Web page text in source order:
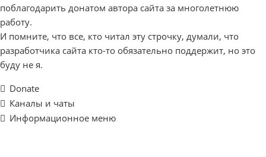
поблагодарить донатом автора сайта за многолетнюю
работу.
И помните, что все, кто читал эту строчку, думали, что
разработчика сайта кто-то обязательно поддержит, но это
буду не я.
Donate
Каналы и чаты
Информационное меню